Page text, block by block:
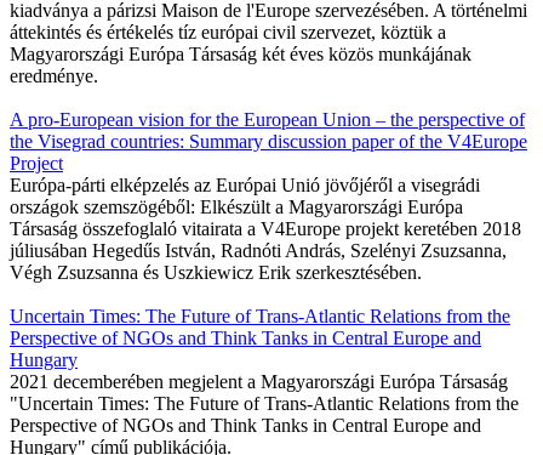
kiadványa a párizsi Maison de l'Europe szervezésében. A történelmi
áttekintés és értékelés tíz európai civil szervezet, köztük a
Magyarországi Európa Társaság két éves közös munkájának
eredménye.
A pro-European vision for the European Union – the perspective of
the Visegrad countries: Summary discussion paper of the V4Europe
Project
Európa-párti elképzelés az Európai Unió jövőjéről a visegrádi
országok szemszögéből: Elkészült a Magyarországi Európa
Társaság összefoglaló vitairata a V4Europe projekt keretében 2018
júliusában Hegedűs István, Radnóti András, Szelényi Zsuzsanna,
Végh Zsuzsanna és Uszkiewicz Erik szerkesztésében.
Uncertain Times: The Future of Trans-Atlantic Relations from the
Perspective of NGOs and Think Tanks in Central Europe and
Hungary
2021 decemberében megjelent a Magyarországi Európa Társaság
"Uncertain Times: The Future of Trans-Atlantic Relations from the
Perspective of NGOs and Think Tanks in Central Europe and
Hungary" című publikációja.